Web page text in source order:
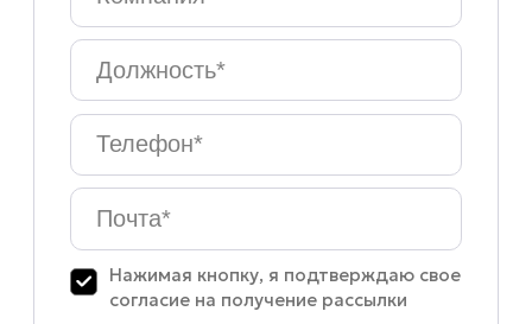
Должность
Телефон
Почта
Нажимая кнопку, я подтверждаю свое
согласие на получение рассылки